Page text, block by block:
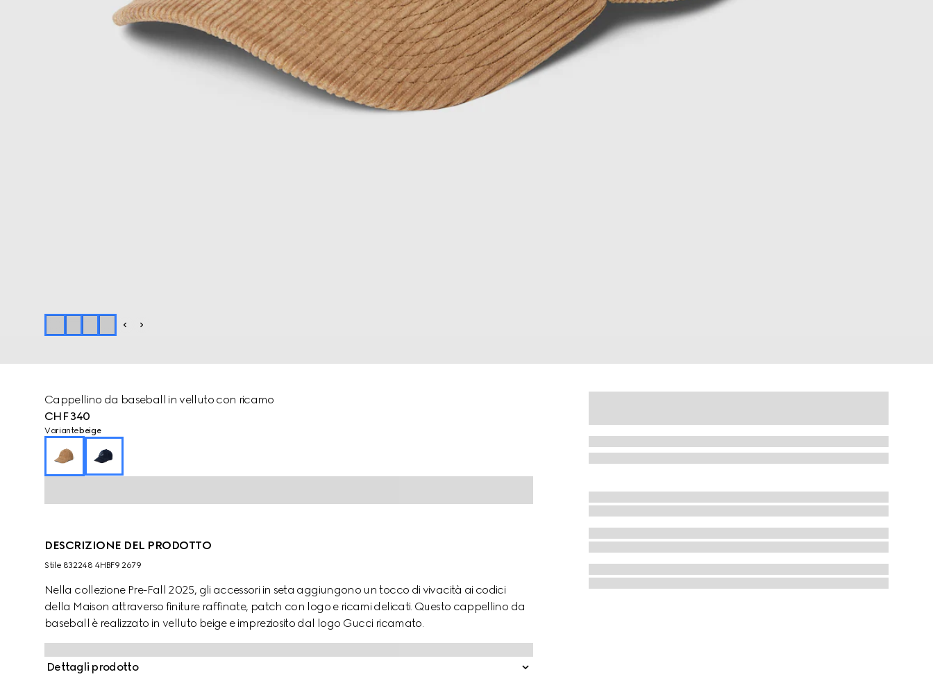
Cappellino da baseball in velluto con ricamo
CHF 340
Variante beige
DESCRIZIONE DEL PRODOTTO
Stile ‎832248 4HBF9 2679
Nella collezione Pre-Fall 2025, gli accessori in seta aggiungono un tocco di vivacità ai codici
della Maison attraverso finiture raffinate, patch con logo e ricami delicati. Questo cappellino da
baseball è realizzato in velluto beige e impreziosito dal logo Gucci ricamato.
Dettagli prodotto